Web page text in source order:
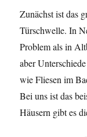
Zunächst ist das
Türschwelle. In
Problem als in
aber
wie Fliesen im
Bei uns ist das
Häusern gibt es